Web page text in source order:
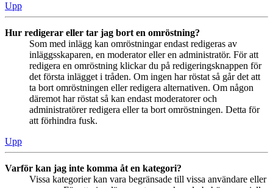
Upp
Hur redigerar eller tar jag bort en omröstning?
Som med inlägg kan omröstningar endast redigeras av
inläggsskaparen, en moderator eller en administratör. För att
redigera en omröstning klickar du på redigeringsknappen för
det första inlägget i tråden. Om ingen har röstat så går det att
ta bort omröstningen eller redigera alternativen. Om någon
däremot har röstat så kan endast moderatorer och
administratörer redigera eller ta bort omröstningen. Detta för
att förhindra fusk.
Upp
Varför kan jag inte komma åt en kategori?
Vissa kategorier kan vara begränsade till vissa användare eller